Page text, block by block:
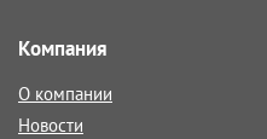
Компания
О компании
Новости